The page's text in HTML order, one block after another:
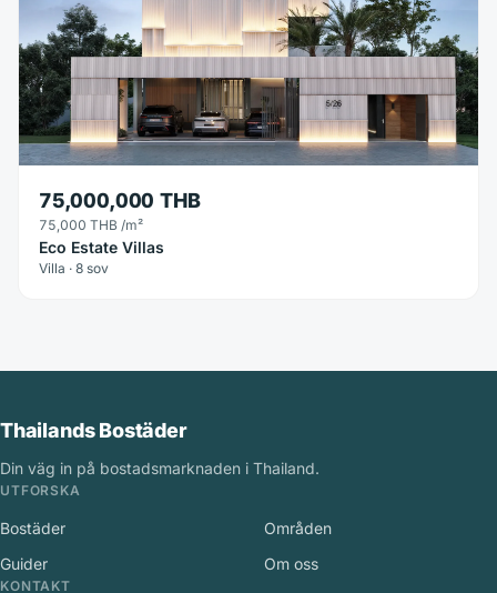
75,000,000 THB
75,000 THB /m²
Eco Estate Villas
Villa · 8 sov
Thailands Bostäder
Din väg in på bostadsmarknaden i Thailand.
UTFORSKA
Bostäder
Områden
Guider
Om oss
KONTAKT